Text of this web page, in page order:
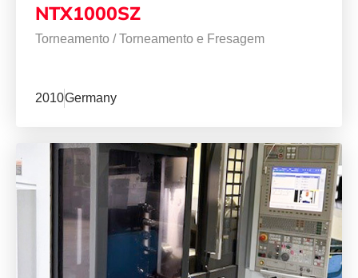
NTX1000SZ
Torneamento /Torneamento e Fresagem
2010Germany